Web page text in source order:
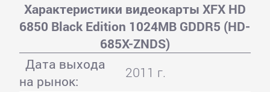
Характеристики видеокарты XFX HD
6850 Black Edition 1024MB GDDR5 (HD-
685X-ZNDS)
Дата выхода
на рынок:
2011 г.